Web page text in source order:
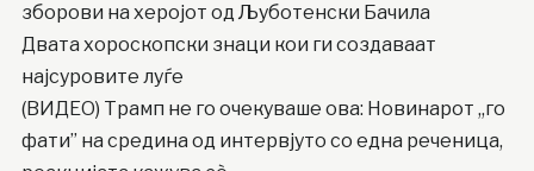
зборови на херојот од Љуботенски Бачила
Двата хороскопски знаци кои ги создаваат
најсуровите луѓе
(ВИДЕО) Трамп не го очекуваше ова: Новинарот ,,го
фати” на средина од интервјуто со една реченица,